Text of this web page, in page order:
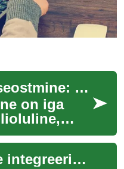
HR-teenuste sisseostmine: Kaasaegne lahendus ettevõtete personalijuhtimiseks
on iga
ja
Üha
Kõnede andmete integreerimine CRM-i: andmevood ja sünkroniseerimine